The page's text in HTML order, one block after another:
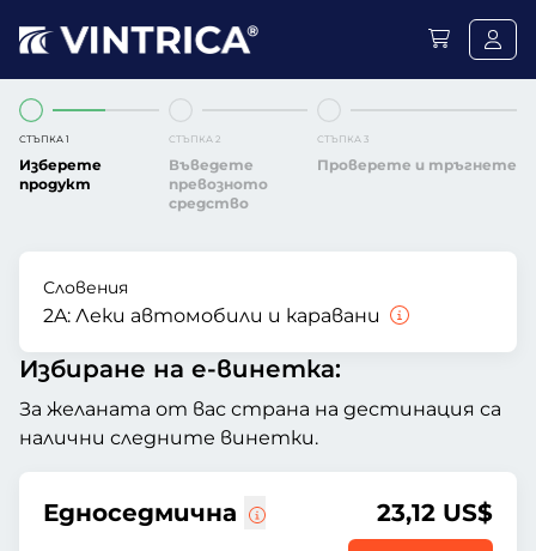
СТЪПКА 1
Изберете
продукт
СТЪПКА 2
Въведете
превозното
средство
СТЪПКА 3
Проверете и тръгнете
Словения
2A: Леки автомобили и каравани
Избиране на е-винетка:
За желаната от вас страна на дестинация са
налични следните винетки.
Едноседмична 23,12 US$